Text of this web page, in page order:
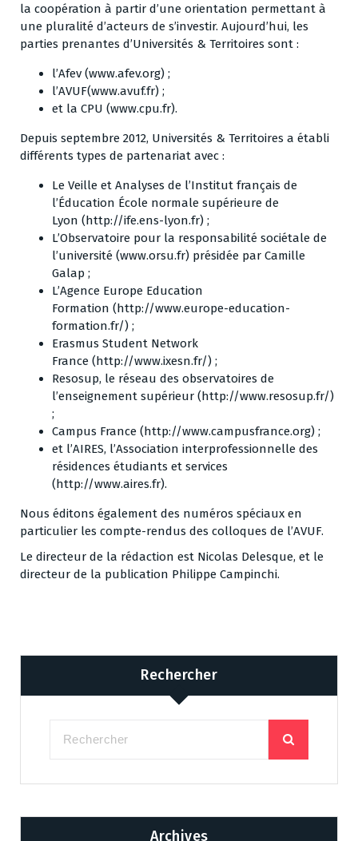
la coopération à partir d’une orientation permettant à
une pluralité d’acteurs de s’investir. Aujourd’hui, les
parties prenantes d’Universités & Territoires sont :
l’Afev (www.afev.org) ;
l’AVUF(www.avuf.fr) ;
et la CPU (www.cpu.fr).
Depuis septembre 2012, Universités & Territoires a établi
différents types de partenariat avec :
Le Veille et Analyses de l’Institut français de
l’Éducation École normale supérieure de
Lyon (http://ife.ens-lyon.fr) ;
L’Observatoire pour la responsabilité sociétale de
l’université (www.orsu.fr) présidée par Camille
Galap ;
L’Agence Europe Education
Formation (http://www.europe-education-
formation.fr/) ;
Erasmus Student Network
France (http://www.ixesn.fr/) ;
Resosup, le réseau des observatoires de
l’enseignement supérieur (http://www.resosup.fr/)
;
Campus France (http://www.campusfrance.org) ;
et l’AIRES, l’Association interprofessionnelle des
résidences étudiants et services
(http://www.aires.fr).
Nous éditons également des numéros spéciaux en
particulier les compte-rendus des colloques de l’AVUF.
Le directeur de la rédaction est Nicolas Delesque, et le
directeur de la publication Philippe Campinchi.
Rechercher
Archives